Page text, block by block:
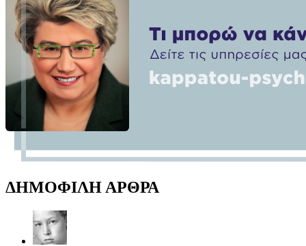
ΔΗΜΟΦΙΛΗ ΑΡΘΡΑ